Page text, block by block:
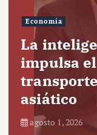
Economía
La
impulsa
asiático
agosto 1, 2026